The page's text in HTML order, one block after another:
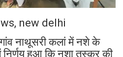
new delhi
नाथूसरी कलां में नशे के
निर्णय हुआ कि नशा तस्कर की